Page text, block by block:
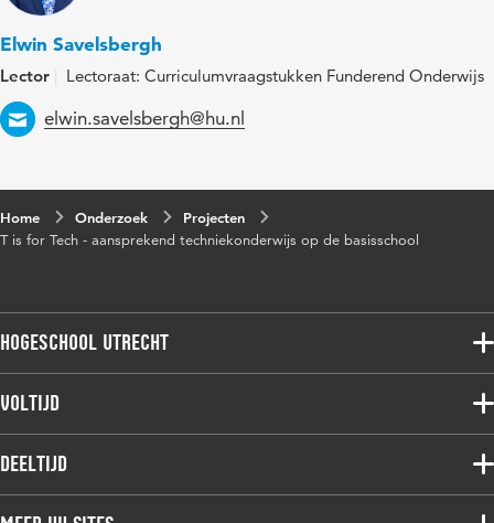
Elwin Savelsbergh
Lector Lectoraat: Curriculumvraagstukken Funderend Onderwijs
Email
elwin.savelsbergh@hu.nl
Home Onderzoek
Projecten
T is for Tech - aansprekend techniekonderwijs op de basisschool
Hogeschool Utrecht
Voltijdopleidingen
Onderzoek
Voltijd
Associate degree
Deeltijd
Associate degree